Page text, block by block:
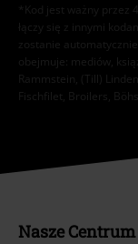
*Kod jest ważny przez
łączy się z innymi
zostanie
obejmuje: mediów,
Rammstein, (Till)
Fischfilet, Broilers,
Nasze